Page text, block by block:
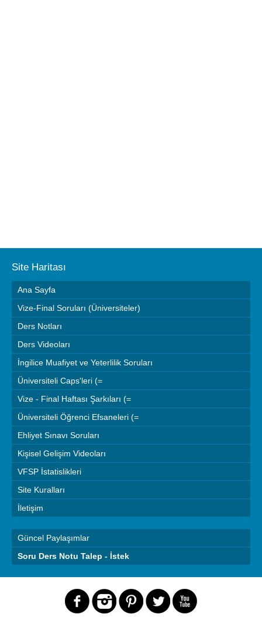
Site Haritası
Ana Sayfa
Vize-Final Soruları (Üniversiteler)
Ders Notları
Ders Videoları
İngilice Muafiyet ve Yeterlilik Soruları
Üniversiteli Caps'leri (=
Vize - Final Haftası Şarkıları (=
Üniversiteli Öğrenci Efsaneleri (=
Ehliyet Sınavı Soruları
Kişisel Gelişim Videoları
VFSP İstatislikleri
Site Kuralları
İletişim
Güncel Paylaşımlar
Soru Ders Notu Talep - İstek